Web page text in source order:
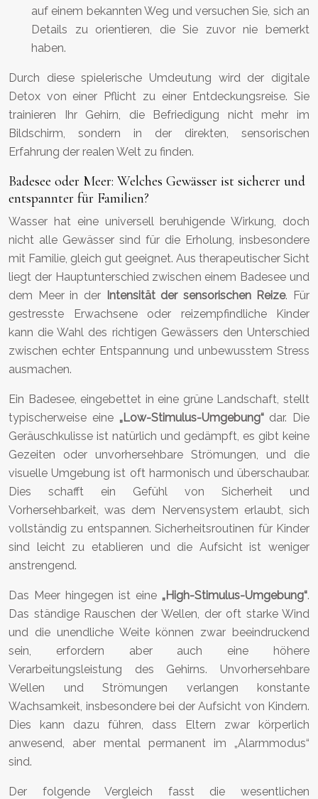
auf einem bekannten Weg und versuchen Sie, sich an
Details zu orientieren, die Sie zuvor nie bemerkt
haben.
Durch diese spielerische Umdeutung wird der digitale
Detox von einer Pflicht zu einer Entdeckungsreise. Sie
trainieren Ihr Gehirn, die Befriedigung nicht mehr im
Bildschirm, sondern in der direkten, sensorischen
Erfahrung der realen Welt zu finden.
Badesee oder Meer: Welches Gewässer ist sicherer und
entspannter für Familien?
Wasser hat eine universell beruhigende Wirkung, doch
nicht alle Gewässer sind für die Erholung, insbesondere
mit Familie, gleich gut geeignet. Aus therapeutischer Sicht
liegt der Hauptunterschied zwischen einem Badesee und
dem Meer in der Intensität der sensorischen Reize. Für
gestresste Erwachsene oder reizempfindliche Kinder
kann die Wahl des richtigen Gewässers den Unterschied
zwischen echter Entspannung und unbewusstem Stress
ausmachen.
Ein Badesee, eingebettet in eine grüne Landschaft, stellt
typischerweise eine „Low-Stimulus-Umgebung“dar. Die
Geräuschkulisse ist natürlich und gedämpft, es gibt keine
Gezeiten oder unvorhersehbare Strömungen, und die
visuelle Umgebung ist oft harmonisch und überschaubar.
Dies schafft ein Gefühl von Sicherheit und
Vorhersehbarkeit, was dem Nervensystem erlaubt, sich
vollständig zu entspannen. Sicherheitsroutinen für Kinder
sind leicht zu etablieren und die Aufsicht ist weniger
anstrengend.
Das Meer hingegen ist eine „High-Stimulus-Umgebung“.
Das ständige Rauschen der Wellen, der oft starke Wind
und die unendliche Weite können zwar beeindruckend
sein, erfordern aber auch eine höhere
Verarbeitungsleistung des Gehirns. Unvorhersehbare
Wellen und Strömungen verlangen konstante
Wachsamkeit, insbesondere bei der Aufsicht von Kindern.
Dies kann dazu führen, dass Eltern zwar körperlich
anwesend, aber mental permanent im „Alarmmodus“
sind.
Der folgende Vergleich fasst die wesentlichen